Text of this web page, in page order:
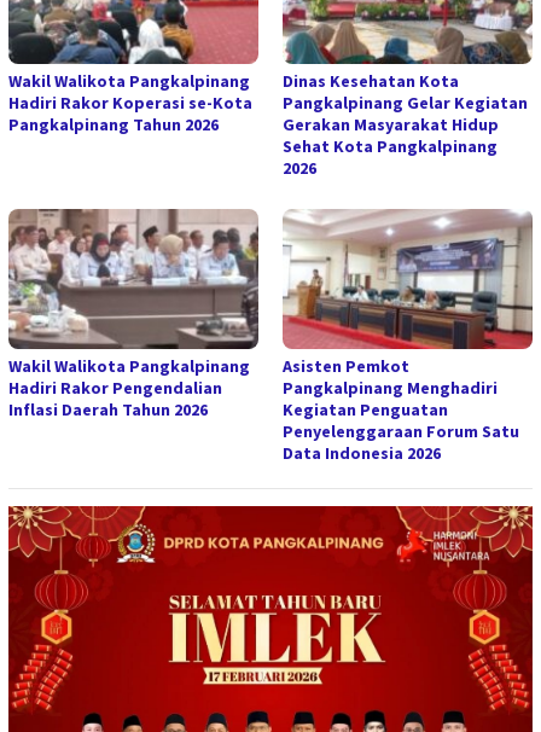
Wakil Walikota Pangkalpinang
Hadiri Rakor Koperasi se-Kota
Pangkalpinang Tahun 2026
Dinas Kesehatan Kota
Pangkalpinang Gelar Kegiatan
Gerakan Masyarakat Hidup
Sehat Kota Pangkalpinang
2026
Wakil Walikota Pangkalpinang
Hadiri Rakor Pengendalian
Inflasi Daerah Tahun 2026
Asisten Pemkot
Pangkalpinang Menghadiri
Kegiatan Penguatan
Penyelenggaraan Forum Satu
Data Indonesia 2026